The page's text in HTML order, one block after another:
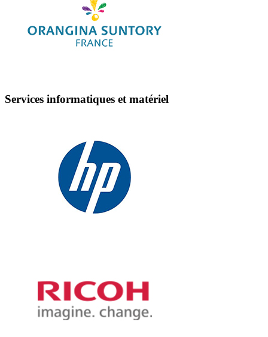
Services informatiques et matériel